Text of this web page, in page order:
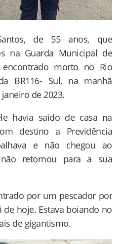
de 55 anos, que
na Guarda Municipal de
morto no Rio
BR116- Sul, na manhã
de 2023.
havia saído de casa na
destino a Previdência
e não chegou ao
retornou para a sua
por um pescador por
hoje. Estava boiando no
de gigantismo.